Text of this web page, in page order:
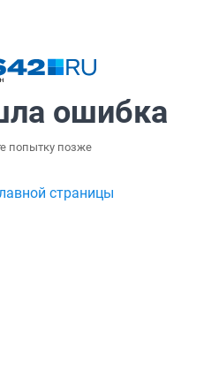
ошибка
попытку позже
страницы